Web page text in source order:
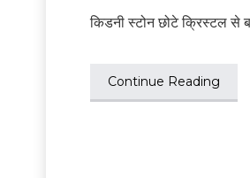
किडनी स्टोन छोटे क्रिस्टल से
Continue Reading